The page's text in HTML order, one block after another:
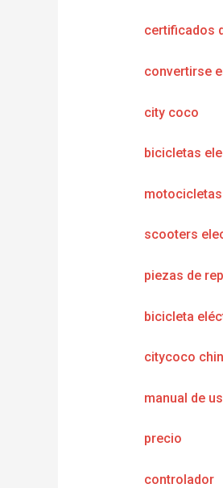
certificados
convertirse
city coco
bicicletas
scooters
piezas de
bicicleta
citycoco
manual de
precio
controlador